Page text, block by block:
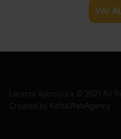
VAI
Laterza Apicoltura © 2021 All
Created by KeltaWebAgency